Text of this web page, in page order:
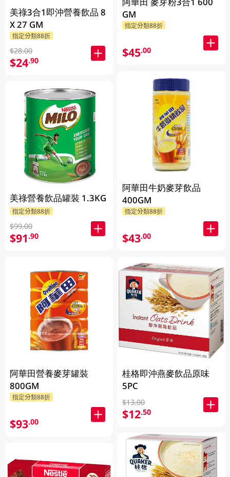
美祿3合1即沖營養飲品 8
X 27 GM
指定分類88折
$28.00
$24.90
美祿營養飲品罐裝 1.3KG
指定分類88折
$99.00
$91.90
阿華田營養麥芽罐裝
800GM
指定分類88折
$93.00
GM
指定分類88折
$45.00
阿華田牛奶麥芽飲品
400GM
指定分類88折
$43.00
桂格即沖燕麥飲品原味
5PC
$13.00
$12.50